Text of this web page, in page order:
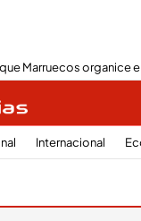
que Marruecos organice
Internacional